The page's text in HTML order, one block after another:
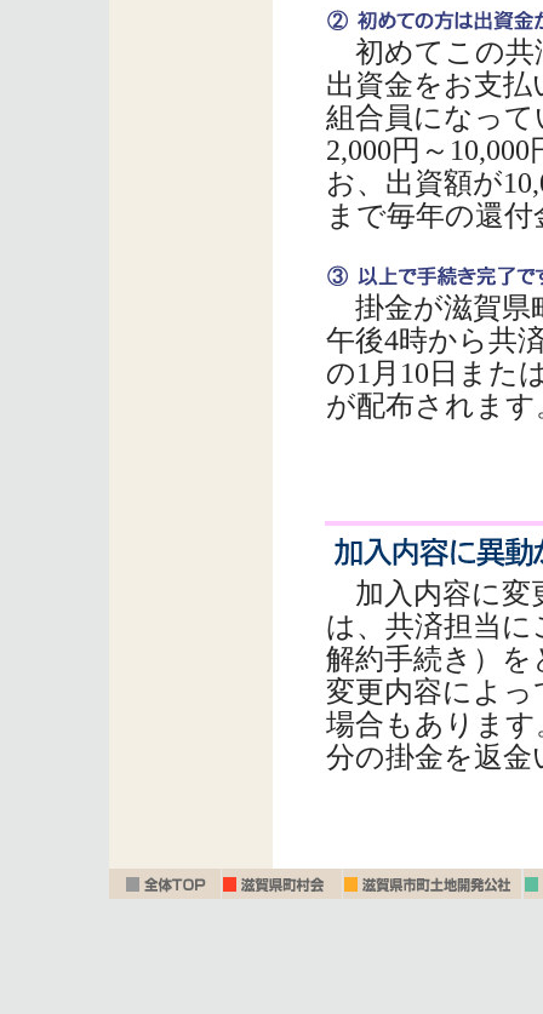
初めてこの共
出資金をお支
組合員になっ
2,000円～
お、出資額が
まで毎年の還
掛金が滋賀県
午後4時から共
の1月10日また
が配布されます
加入内容に変
は、共済担当
解約手続き）
変更内容によ
場合もあります
分の掛金を返